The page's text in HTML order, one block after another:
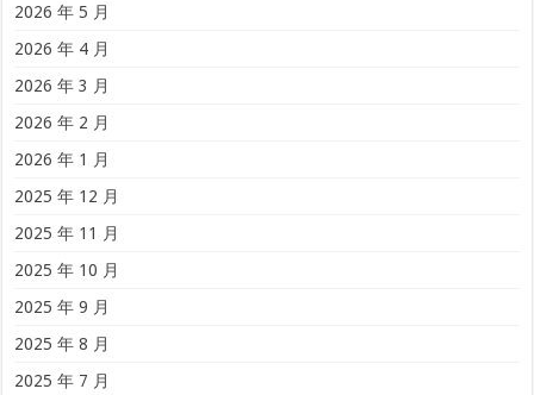
2026 年 5 月
2026 年 4 月
2026 年 3 月
2026 年 2 月
2026 年 1 月
2025 年 12 月
2025 年 11 月
2025 年 10 月
2025 年 9 月
2025 年 8 月
2025 年 7 月